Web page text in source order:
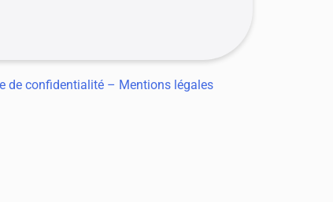
de confidentialité – Mentions légales